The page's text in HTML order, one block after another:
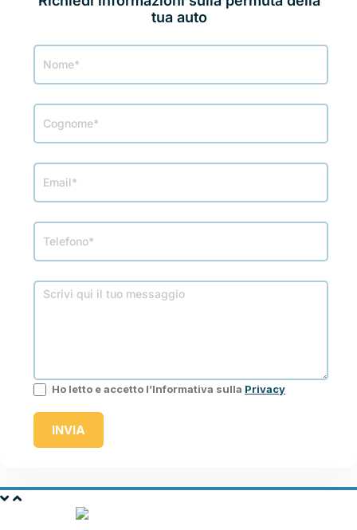
tua auto
Permuta
Ho letto e accetto l’Informativa sulla Privacy
INVIA